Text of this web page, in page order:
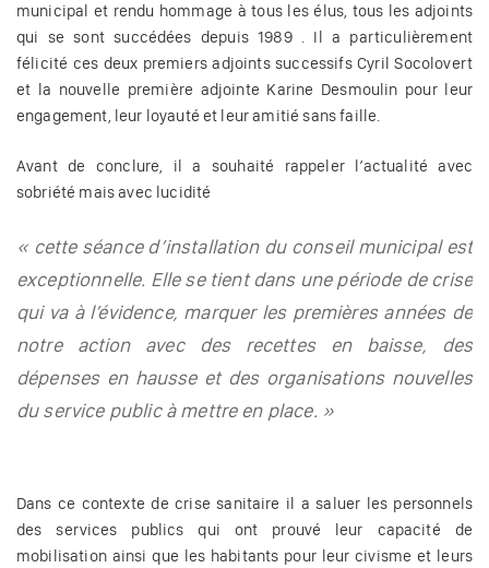
municipal et rendu hommage à tous les élus, tous les adjoints
qui se sont succédées depuis 1989 . Il a particulièrement
félicité ces deux premiers adjoints successifs Cyril Socolovert
et la nouvelle première adjointe Karine Desmoulin pour leur
engagement, leur loyauté et leur amitié sans faille.
Avant de conclure, il a souhaité rappeler l’actualité avec
sobriété mais avec lucidité
« cette séance d’installation du conseil municipal est
exceptionnelle. Elle se tient dans une période de crise
qui va à l’évidence, marquer les premières années de
notre action avec des recettes en baisse, des
dépenses en hausse et des organisations nouvelles
du service public à mettre en place. »
Dans ce contexte de crise sanitaire il a saluer les personnels
des services publics qui ont prouvé leur capacité de
mobilisation ainsi que les habitants pour leur civisme et leurs